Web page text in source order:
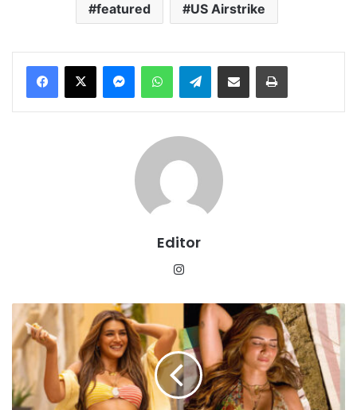
featured US Airstrike
MessengerWhatsAppTelegramShare via Email Print
Editor
कृति
सेनन
ने
बॉयफ्रेंड
और
एग